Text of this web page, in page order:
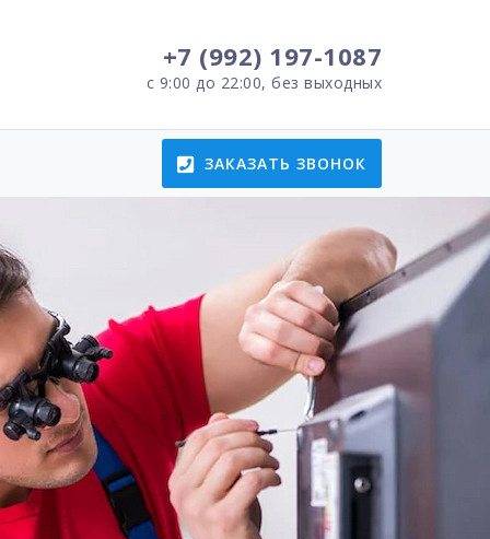
+7 (992) 197-1087
с 9:00 до 22:00, без выходных
ЗАКАЗАТЬ ЗВОНОК